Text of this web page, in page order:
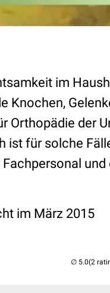
im
Knochen,
Orthopädie der
ist für solche
im März 2015
(2